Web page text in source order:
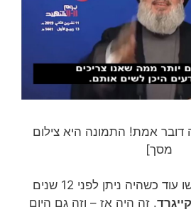
אמת! התמונה היא צילום
מסך]
רכשו עוד כשהיה ניתן לפני 12 שנים
. זה היה אז – וזה גם היום